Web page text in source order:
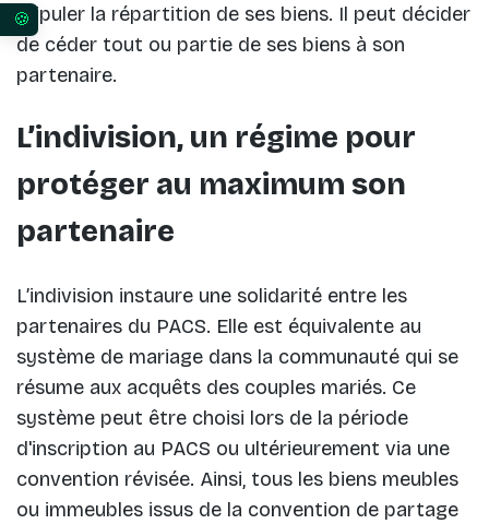
stipuler la répartition de ses biens. Il peut décider
de céder tout ou partie de ses biens à son
partenaire.
L’indivision, un régime pour
protéger au maximum son
partenaire
L’indivision instaure une solidarité entre les
partenaires du PACS. Elle est équivalente au
système de mariage dans la communauté qui se
résume aux acquêts des couples mariés. Ce
système peut être choisi lors de la période
d'inscription au PACS ou ultérieurement via une
convention révisée. Ainsi, tous les biens meubles
ou immeubles issus de la convention de partage
Vos préférences en matière de consentement